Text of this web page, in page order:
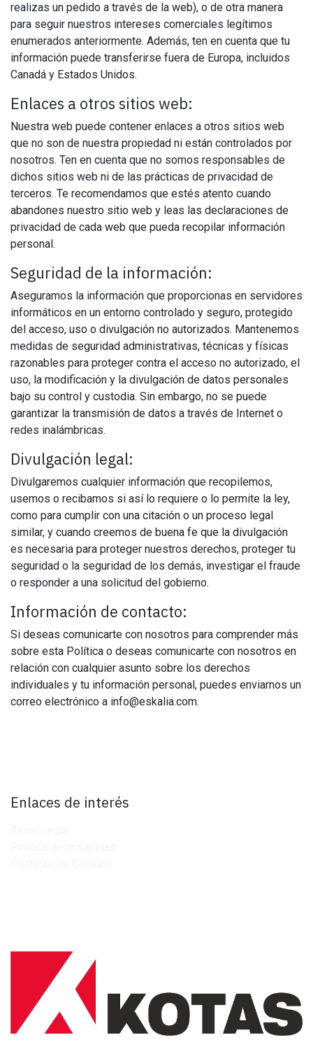
realizas un pedido a través de la web), o de otra manera
para seguir nuestros intereses comerciales legítimos
enumerados anteriormente. Además, ten en cuenta que tu
información puede transferirse fuera de Europa, incluidos
Canadá y Estados Unidos.
Enlaces a otros sitios web:
Nuestra web puede contener enlaces a otros sitios web
que no son de nuestra propiedad ni están controlados por
nosotros. Ten en cuenta que no somos responsables de
dichos sitios web ni de las prácticas de privacidad de
terceros. Te recomendamos que estés atento cuando
abandones nuestro sitio web y leas las declaraciones de
privacidad de cada web que pueda recopilar información
personal.
Seguridad de la información:
Aseguramos la información que proporcionas en servidores
informáticos en un entorno controlado y seguro, protegido
del acceso, uso o divulgación no autorizados. Mantenemos
medidas de seguridad administrativas, técnicas y físicas
razonables para proteger contra el acceso no autorizado, el
uso, la modificación y la divulgación de datos personales
bajo su control y custodia. Sin embargo, no se puede
garantizar la transmisión de datos a través de Internet o
redes inalámbricas.
Divulgación legal:
Divulgaremos cualquier información que recopilemos,
usemos o recibamos si así lo requiere o lo permite la ley,
como para cumplir con una citación o un proceso legal
similar, y cuando creemos de buena fe que la divulgación
es necesaria para proteger nuestros derechos, proteger tu
seguridad o la seguridad de los demás, investigar el fraude
o responder a una solicitud del gobierno.
Información de contacto:
Si deseas comunicarte con nosotros para comprender más
sobre esta Política o deseas comunicarte con nosotros en
relación con cualquier asunto sobre los derechos
individuales y tu información personal, puedes enviarnos un
correo electrónico a info@eskalia.com.
Enlaces de interés